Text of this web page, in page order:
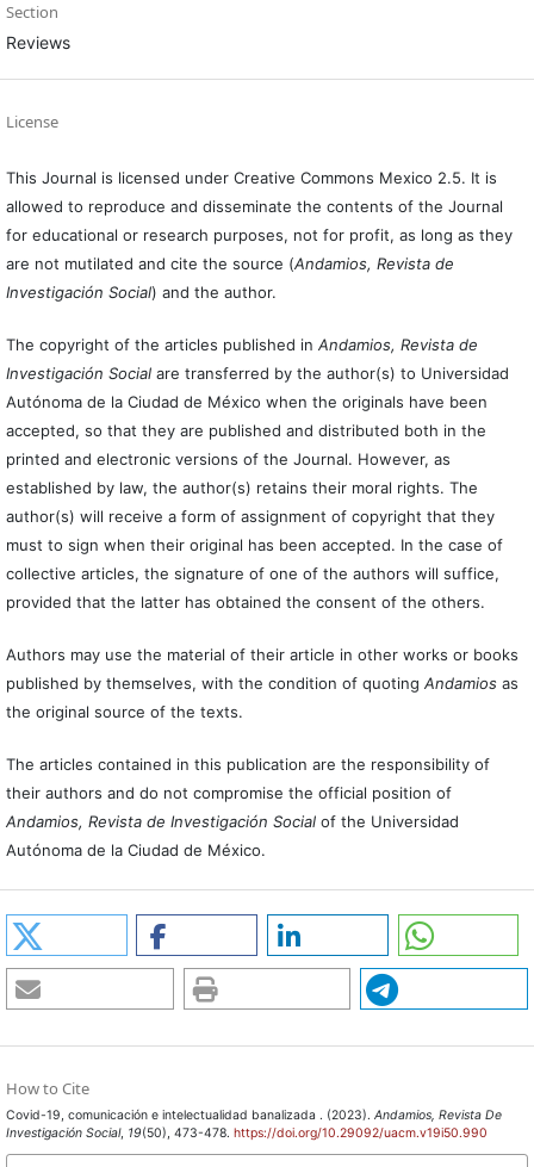
Section
Reviews
License
This Journal is licensed under Creative Commons Mexico 2.5. It is
allowed to reproduce and disseminate the contents of the Journal
for educational or research purposes, not for profit, as long as they
are not mutilated and cite the source (Andamios, Revista de
Investigación Social) and the author.
The copyright of the articles published in Andamios, Revista de
Investigación Socialare transferred by the author(s) to Universidad
Autónoma de la Ciudad de México when the originals have been
accepted, so that they are published and distributed both in the
printed and electronic versions of the Journal. However, as
established by law, the author(s) retains their moral rights. The
author(s) will receive a form of assignment of copyright that they
must to sign when their original has been accepted. In the case of
collective articles, the signature of one of the authors will suffice,
provided that the latter has obtained the consent of the others.
Authors may use the material of their article in other works or books
published by themselves, with the condition of quoting Andamiosas
the original source of the texts.
The articles contained in this publication are the responsibility of
their authors and do not compromise the official position of
Andamios, Revista de Investigación Social of the Universidad
Autónoma de la Ciudad de México.
How to Cite
Covid-19, comunicación e intelectualidad banalizada . (2023). Andamios, Revista De
Investigación Social, 19(50), 473-478. https://doi.org/10.29092/uacm.v19i50.990